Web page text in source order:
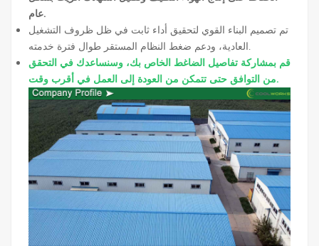
عام.
تم تصميم البناء القوي لتحقيق أداء ثابت في ظل ظروف التشغيل
العادية، ودعم ضغط النظام المستقر طوال فترة خدمته.
قم بمشاركة تفاصيل الضاغط الخاص بك، وسنساعدك في التحقق
من التوافق حتى تتمكن من العودة إلى العمل في أقرب وقت.